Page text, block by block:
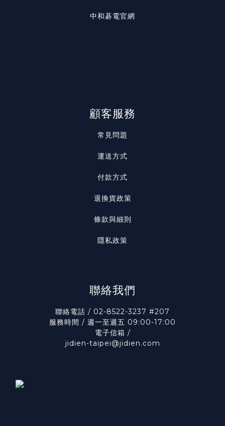
中和碁電官網
顧客服務
常見問題
運送方式
付款方式
退換貨政策
條款與細則
隱私政策
聯絡我們
聯絡電話 / 02-8522-3237 #207
服務時間 / 週一至週五 09:00-17:00
電子信箱 /
jidien-taipei@jidien.com